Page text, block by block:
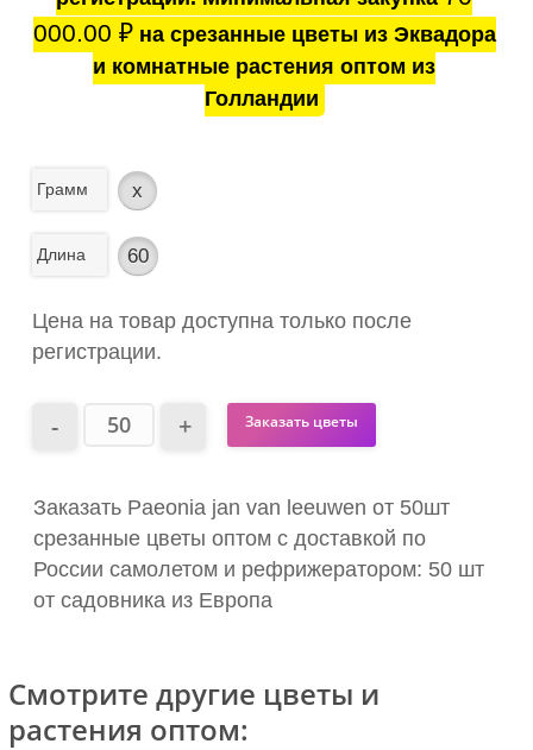
000.00 ₽на срезанные цветы из Эквадора
и комнатные растения оптом из
Голландии
Грамм x
Длина 60
Цена на товар доступна только после
регистрации.
Заказать цветы
Заказать Paeonia jan van leeuwen от 50шт
срезанные цветы оптом с доставкой по
России самолетом и рефрижератором: 50 шт
от садовника из Европа
Смотрите другие цветы и
растения оптом: